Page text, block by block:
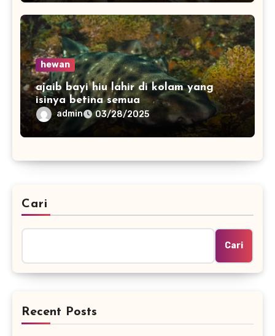
hewan
ajaib bayi hiu lahir di kolam yang
isinya betina semua
admin 03/28/2025
Cari
Cari
Recent Posts